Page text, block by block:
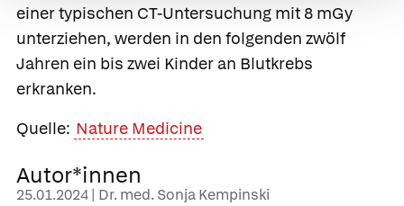
einer typischen CT-Untersuchung mit 8 mGy
unterziehen, werden in den folgenden zwölf
Jahren ein bis zwei Kinder an Blutkrebs
erkranken.
Quelle: Nature Medicine
Autor*innen
25.01.2024 | Dr. med. Sonja Kempinski